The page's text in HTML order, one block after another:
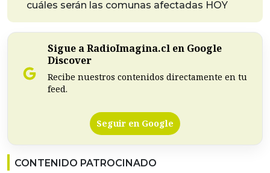
cuáles serán las comunas afectadas HOY
Sigue a RadioImagina.cl en Google
Discover
Recibe nuestros contenidos directamente en tu
feed.
Seguir en Google
CONTENIDO PATROCINADO